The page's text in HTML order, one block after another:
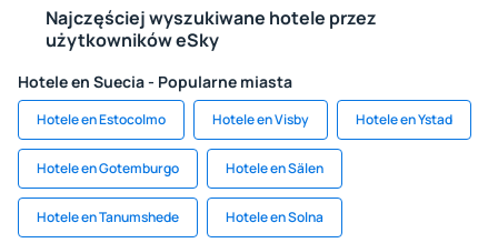
Najczęściej wyszukiwane hotele przez
użytkowników eSky
Hotele en Suecia - Popularne miasta
Hotele en Estocolmo Hotele en Visby Hotele en Ystad
Hotele en Gotemburgo Hotele en Sälen
Hotele en Tanumshede Hotele en Solna